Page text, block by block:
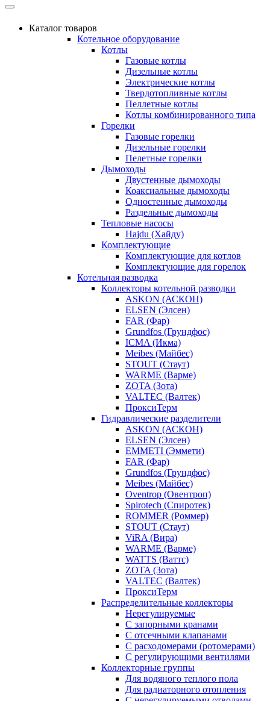
Каталог товаров
Котельное оборудование
Котлы
Газовые котлы
Дизельные котлы
Электрические котлы
Твердотопливные котлы
Пеллетные котлы
Котлы комбинированного типа
Горелки
Газовые горелки
Дизельные горелки
Пелетные горелки
Дымоходы
Двустенные дымоходы
Коаксиальные дымоходы
Одностенные дымоходы
Раздельные дымоходы
Тепловые насосы
Hajdu (Хайду)
Комплектующие
Комплектующие для котлов
Комплектующие для горелок
Котельная разводка
Коллекторы котельной разводки
ASKON (АСКОН)
ELSEN (Элсен)
FAR (Фар)
Grundfos (Грундфос)
ICMA (Икма)
Meibes (Майбес)
STOUT (Стаут)
WARME (Варме)
ZOTA (Зота)
VALTEC (Валтек)
ПроксиТерм
Гидравлические разделители
ASKON (АСКОН)
ELSEN (Элсен)
EMMETI (Эммети)
FAR (Фар)
Grundfos (Грундфос)
Meibes (Майбес)
Oventrop (Овентроп)
Spirotech (Спиротек)
ROMMER (Роммер)
STOUT (Стаут)
ViRA (Вира)
WARME (Варме)
WATTS (Ваттс)
ZOTA (Зота)
VALTEC (Валтек)
ПроксиТерм
Распределительные коллекторы
Нерегулируемые
С запорными кранами
С отсечными клапанами
С расходомерами (ротомерами)
С регулирующими вентилями
Коллекторные группы
Для водяного теплого пола
Для радиаторного отопления